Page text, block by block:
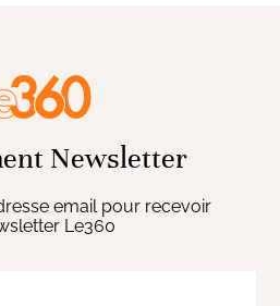
Newsletter
email pour recevoir
Le360